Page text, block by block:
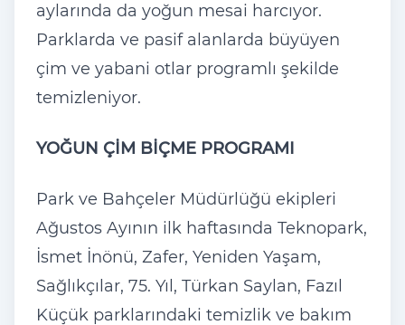
aylarında da yoğun mesai harcıyor.
Parklarda ve pasif alanlarda büyüyen
çim ve yabani otlar programlı şekilde
temizleniyor.
YOĞUN ÇİM BİÇME PROGRAMI
Park ve Bahçeler Müdürlüğü ekipleri
Ağustos Ayının ilk haftasında Teknopark,
İsmet İnönü, Zafer, Yeniden Yaşam,
Sağlıkçılar, 75. Yıl, Türkan Saylan, Fazıl
Küçük parklarındaki temizlik ve bakım